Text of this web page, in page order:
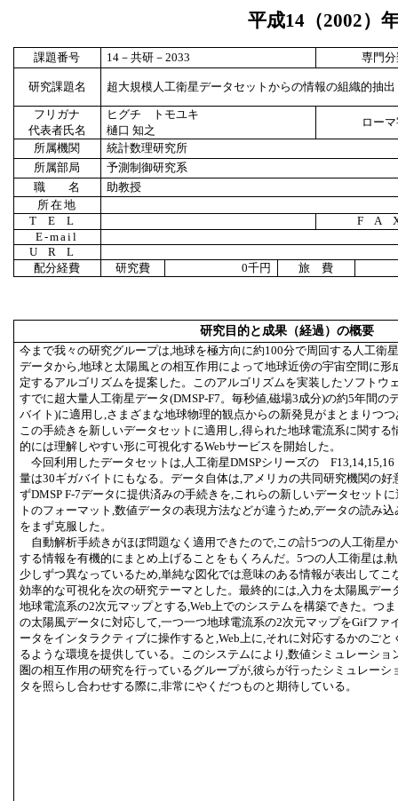
平成14（2002）
課題番号 14 －共研－2033 専門
研究課題名 超大規模人工衛星データセットからの情報の組織的抽
フリガナ
代表者氏名
ヒグチ トモユキ
樋口 知之
ロー
所属機関
統計数理研究所
所属部局
予測制御研究系
職 名
助教授
所在地
TEL
E-mail
URL
配分経費
研究費 0千円 旅 費
研究目的と成果（経過）の概要
今まで我々の研究グループは,地球を極方向に約100分で周回する人工衛
データから,地球と太陽風との相互作用によって地球近傍の宇宙空間に形
定するアルゴリズムを提案した。このアルゴリズムを実装したソフトウ
すでに超大量人工衛星データ(DMSP-F7。毎秒値,磁場3成分)の約5年間の
バイト)に適用し,さまざまな地球物理的観点からの新発見がまとまりつ
この手続きを新しいデータセットに適用し,得られた地球電流系に関する
的には理解しやすい形に可視化するWebサービスを開始した。
今回利用したデータセットは,人工衛星DMSPシリーズの
量は30ギガバイトにもなる。データ自体は,アメリカの共同研究機関の
ずDMSP F-7データに提供済みの手続きを,これらの新しいデータセット
トのフォーマット,数値データの表現方法などが違うため,データの読み
をまず克服した。
自動解析手続きがほぼ問題なく適用できたので,この計5つの人工衛星
する情報を有機的にまとめ上げることをもくろんだ。5つの人工衛星は,
少しずつ異なっているため,単純な図化では意味のある情報が表出してこ
効率的な可視化を次の研究テーマとした。最終的には,入力を太陽風デー
地球電流系の2次元マップとする,Web上でのシステムを構築できた。つ
の太陽風データに対応して,一つ一つ地球電流系の2次元マップをGifファ
ータをインタラクティブに操作すると,Web上に,それに対応するかのご
るような環境を提供している。このシステムにより,数値シミュレーショ
圏の相互作用の研究を行っているグループが,彼らが行ったシミュレーシ
タを照らし合わせする際に,非常にやくだつものと期待している。